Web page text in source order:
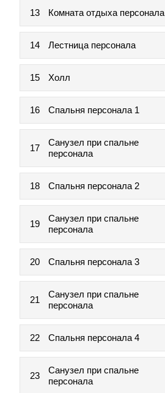
13 Комната отдыха персонала
14 Лестница персонала
15 Холл
16 Спальня персонала 1
17
Санузел при спальне
персонала
18 Спальня персонала 2
19
Санузел при спальне
персонала
20 Спальня персонала 3
21
Санузел при спальне
персонала
22 Спальня персонала 4
23
Санузел при спальне
персонала